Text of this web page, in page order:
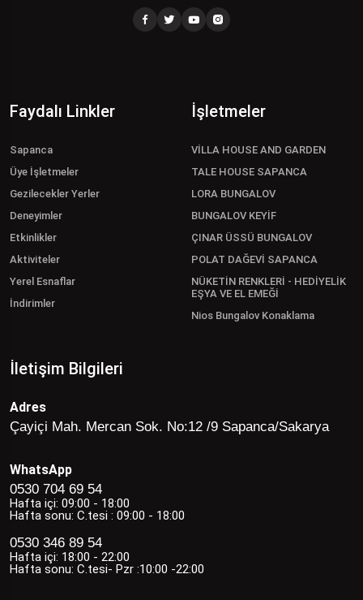
Faydalı Linkler
Sapanca
Üye İşletmeler
Gezilecekler Yerler
Deneyimler
Etkinlikler
Aktiviteler
Yerel Esnaflar
İndirimler
İşletmeler
VİLLA HOUSE AND GARDEN
TALE HOUSE SAPANCA
LORA BUNGALOV
BUNGALOV KEYİF
ÇINAR ÜSSÜ BUNGALOV
POLAT DAĞEVİ SAPANCA
NÜKETİN RENKLERİ - HEDİYELİK
EŞYA VE EL EMEĞİ
Nios Bungalov Konaklama
İletişim Bilgileri
Adres
Çayiçi Mah. Mercan Sok. No:12 /9 Sapanca/Sakarya
WhatsApp
0530 704 69 54
Hafta içi: 09:00 - 18:00
Hafta sonu: C.tesi : 09:00 - 18:00
0530 346 89 54
Hafta içi: 18:00 - 22:00
Hafta sonu: C.tesi- Pzr :10:00 -22:00